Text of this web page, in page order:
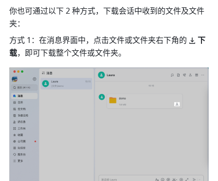
你也可通过以下 2 种方式，下载会话中收到的文件及文件
夹：
方式 1：在消息界面中，点击文件或文件夹右下角的
下
载，即可下载整个文件或文件夹。